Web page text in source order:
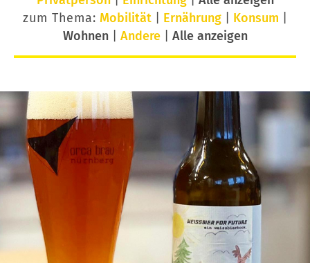
zum Thema: Mobilität Ernährung Konsum
Wohnen| Andere| Alle anzeigen